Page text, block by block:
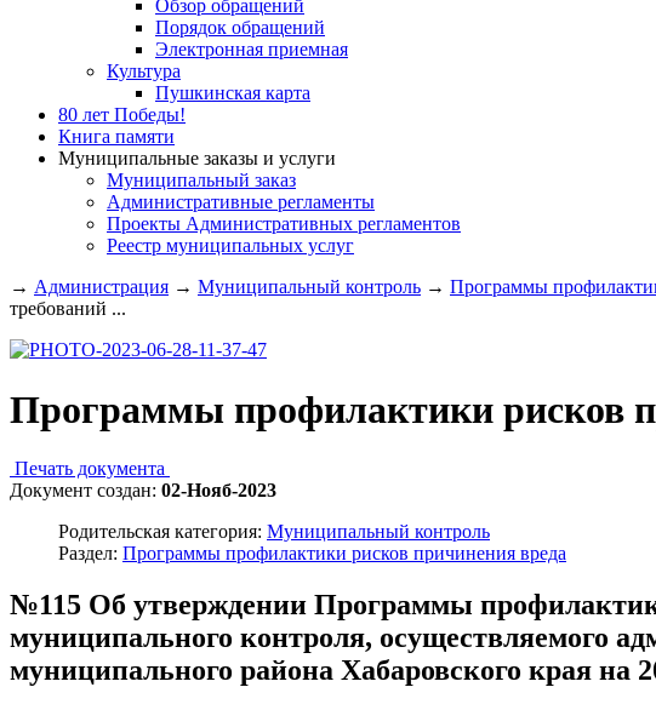
Обзор обращений
Порядок обращений
Электронная приемная
Культура
Пушкинская карта
80 лет Победы!
Книга памяти
Муниципальные заказы и услуги
Муниципальный заказ
Административные регламенты
Проекты Административных регламентов
Реестр муниципальных услуг
→ Администрация → Муниципальный контроль → Программы
требований ...
Программы профилактики рисков
Печать документа
Документ создан: 02-Нояб-2023
Родительская категория: Муниципальный контроль
Раздел: Программы профилактики рисков причинения вреда
№115 Об утверждении Программы
муниципального контроля, осуществляемого
муниципального района Хабаровского края на